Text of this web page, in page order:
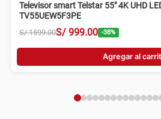
Televisor smart Telstar 55" 4K UHD
TV55UEW5F3PE
S/ 1599.00S/ 999.00 -38%
Agregar al